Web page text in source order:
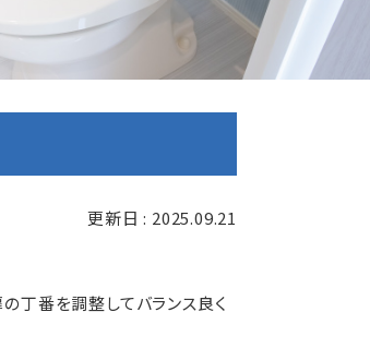
更新日 : 2025.09.21
丁番を調整してバランス良く